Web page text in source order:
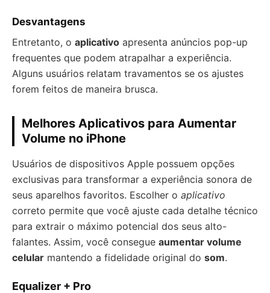
Desvantagens
Entretanto, o aplicativo apresenta anúncios pop-up
frequentes que podem atrapalhar a experiência.
Alguns usuários relatam travamentos se os ajustes
forem feitos de maneira brusca.
Melhores Aplicativos para Aumentar
Volume no iPhone
Usuários de dispositivos Apple possuem opções
exclusivas para transformar a experiência sonora de
seus aparelhos favoritos. Escolher o aplicativo
correto permite que você ajuste cada detalhe técnico
para extrair o máximo potencial dos seus alto-
falantes. Assim, você consegue aumentar volume
celular mantendo a fidelidade original do som.
Equalizer + Pro